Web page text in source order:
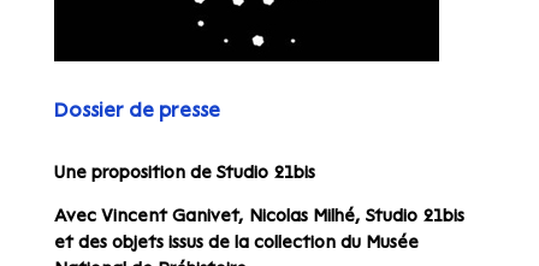
Dossier de presse
Une proposition de Studio 21bis
Avec Vincent Ganivet, Nicolas Milhé, Studio 21bis
et des objets issus de la collection du Musée